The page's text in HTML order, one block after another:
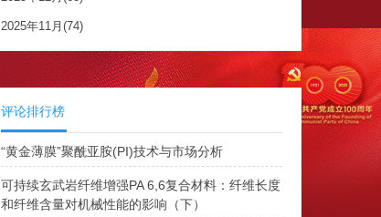
2025年11月(74)
评论排行榜
“黄金薄膜”聚酰亚胺(PI)技术与市场分析
可持续玄武岩纤维增强PA 6,6复合材料：纤维长度
和纤维含量对机械性能的影响（下）